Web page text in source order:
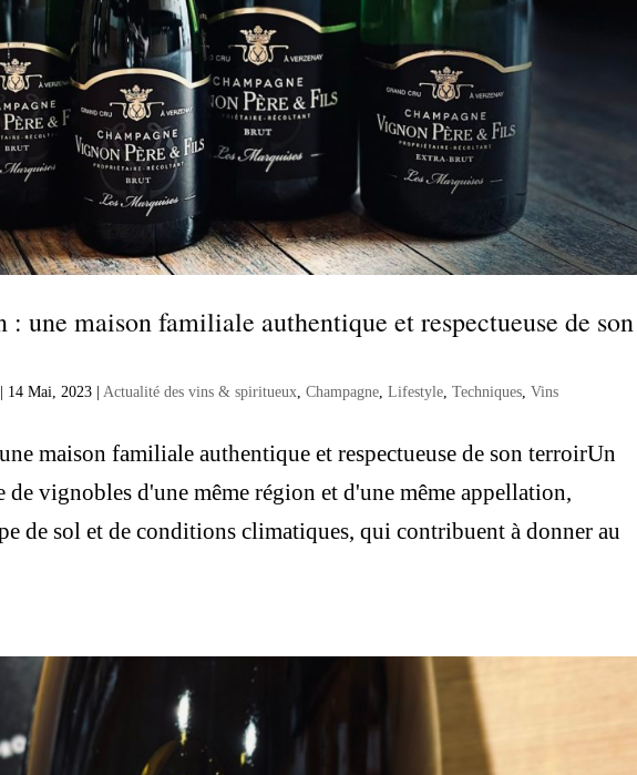
: une maison familiale authentique et respectueuse de son
14 Mai, 2023 |Actualité des vins & spiritueux,Champagne,Lifestyle,Techniques,Vins
maison familiale authentique et respectueuse de son terroirUn
de vignobles d'une même région et d'une même appellation,
de sol et de conditions climatiques, qui contribuent à donner au